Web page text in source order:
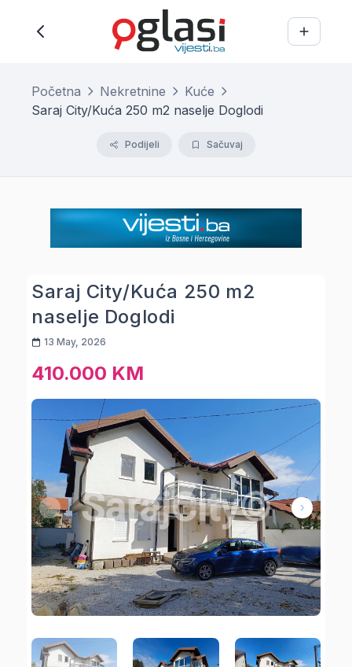
Početna Nekretnine
Kuće
Saraj City/Kuća 250 m2 naselje Doglodi
Podijeli Sačuvaj
Saraj City/Kuća 250 m2
naselje Doglodi
13 May, 2026
410.000 KM